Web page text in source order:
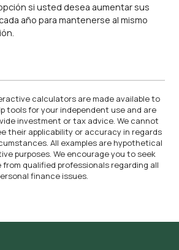
si usted desea aumentar sus
año para mantenerse al mismo
calculators are made available to
tools for your independent use and are
investment or tax advice. We cannot
their applicability or accuracy in regards
All examples are hypothetical
purposes. We encourage you to seek
qualified professionals regarding all
finance issues.